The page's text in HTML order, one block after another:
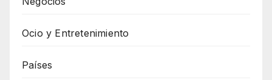
Ocio y Entretenimiento
Países